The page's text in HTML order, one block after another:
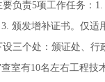
负责5项工作任务：1.
颁发增补证书。仅适
三个处：颁证处、行
室有10名左右工程技